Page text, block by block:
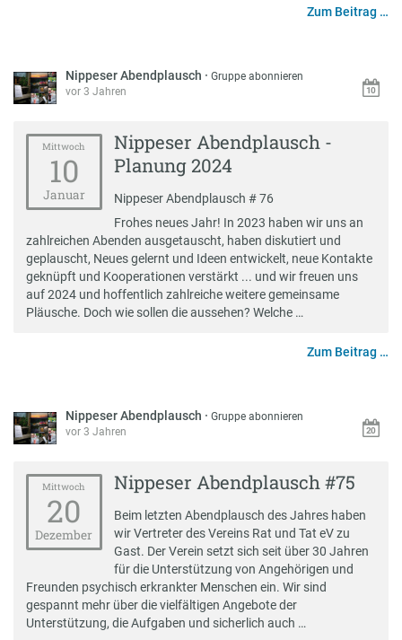
Zum Beitrag …
Nippeser Abendplausch ·Gruppe abonnieren
vor 3 Jahren
Mittwoch
10
Januar
Nippeser Abendplausch -
Planung 2024
Nippeser Abendplausch # 76
Frohes neues Jahr! In 2023 haben wir uns an
zahlreichen Abenden ausgetauscht, haben diskutiert und
geplauscht, Neues gelernt und Ideen entwickelt, neue Kontakte
geknüpft und Kooperationen verstärkt ... und wir freuen uns
auf 2024 und hoffentlich zahlreiche weitere gemeinsame
Pläusche. Doch wie sollen die aussehen? Welche …
Zum Beitrag …
Nippeser Abendplausch ·Gruppe abonnieren
vor 3 Jahren
Mittwoch
20
Dezember
Nippeser Abendplausch #75
Beim letzten Abendplausch des Jahres haben
wir Vertreter des Vereins Rat und Tat eV zu
Gast. Der Verein setzt sich seit über 30 Jahren
für die Unterstützung von Angehörigen und
Freunden psychisch erkrankter Menschen ein. Wir sind
gespannt mehr über die vielfältigen Angebote der
Unterstützung, die Aufgaben und sicherlich auch …